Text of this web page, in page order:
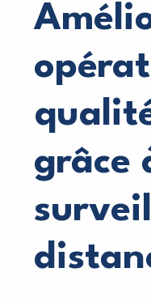
grâce